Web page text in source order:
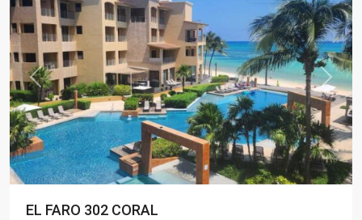
Previous Next
EL FARO 302 CORAL